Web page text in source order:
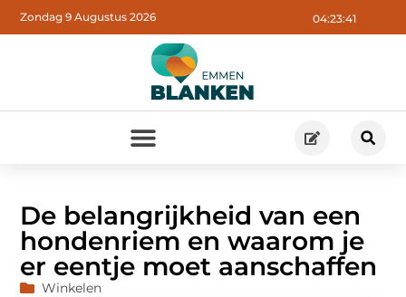
04:23:43
Zondag 9 Augustus 2026
De belangrijkheid van een
hondenriem en waarom je
er eentje moet aanschaffen
Winkelen